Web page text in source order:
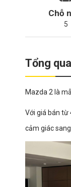
Chỗ
5
Tổng
Mazda 2 là
Với giá bán từ
cảm giác